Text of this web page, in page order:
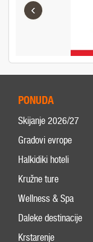
‹
PONUDA
Skijanje 2026/27
Gradovi evrope
Halkidiki hoteli
Kružne ture
Wellness & Spa
Daleke destinacije
Krstarenje